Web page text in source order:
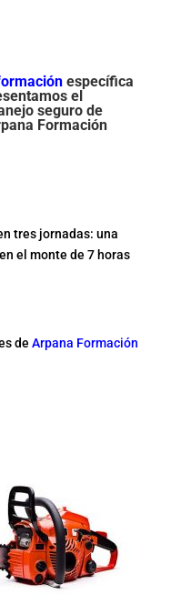
específica
el
seguro de
Formación
tres jornadas: una
el monte de 7 horas
de Arpana Formación